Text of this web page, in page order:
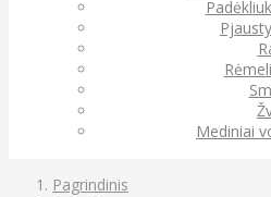
Mediniai
Pagrindinis